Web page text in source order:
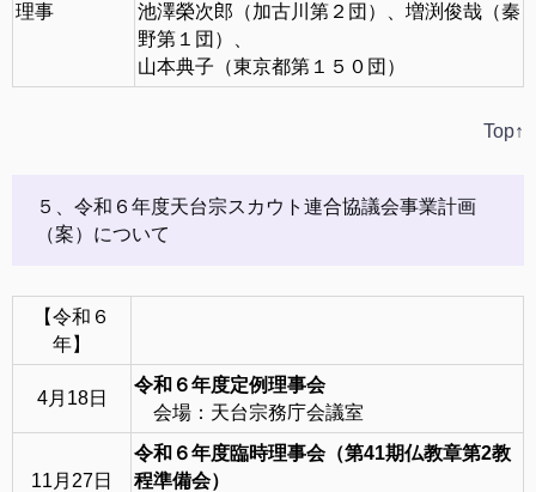
理事
池澤榮次郎（加古川第２団）、増渕俊哉（秦
野第１団）、
山本典子（東京都第１５０団）
Top↑
５、令和６年度天台宗スカウト連合協議会事業計画
（案）について
【令和６
年】
4月18日
令和６年度定例理事会
会場：天台宗務庁会議室
11月27日
令和６年度臨時理事会（第41期仏教章第2教
程準備会）